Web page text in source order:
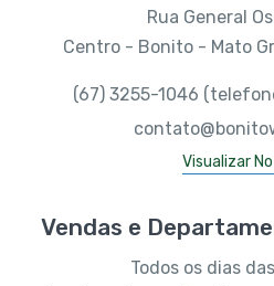
Rua General
Centro - Bonito - Mato
(67) 3255-1046
Visualizar
Vendas e
Todos os dias